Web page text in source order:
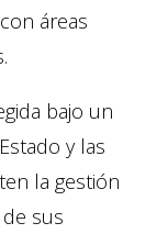
áreas
bajo un
y las
la gestión
sus